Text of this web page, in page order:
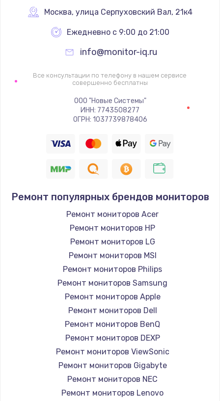
Заказать
Ремонт цепей питания
2500 руб.
750 руб.
Заказать
Установка драйверов
725 руб.
Замена вебкамеры
1260 руб.
Заказать
Ремонт петель крышки
990 руб.
Заказать
Настройка Wi-Fi
1030 руб.
Заказать
Замена шим-контроллера
3900 руб.
Москва, улица Серпуховский Вал, 21к4
Ежедневно с 9:00 до 21:00
info@monitor-iq.ru
Все консультации по телефону в нашем сервисе
совершенно бесплатны
ООО "Новые Системы"
ИНН: 7743508277
ОГРН: 1037739878406
Ремонт популярных брендов мониторов
Ремонт мониторов Acer
Ремонт мониторов HP
Ремонт мониторов LG
Ремонт мониторов MSI
Ремонт мониторов Philips
Ремонт мониторов Samsung
Ремонт мониторов Apple
Ремонт мониторов Dell
Ремонт мониторов BenQ
Ремонт мониторов DEXP
Ремонт мониторов ViewSonic
Ремонт мониторов Gigabyte
Ремонт мониторов NEC
Ремонт мониторов Lenovo